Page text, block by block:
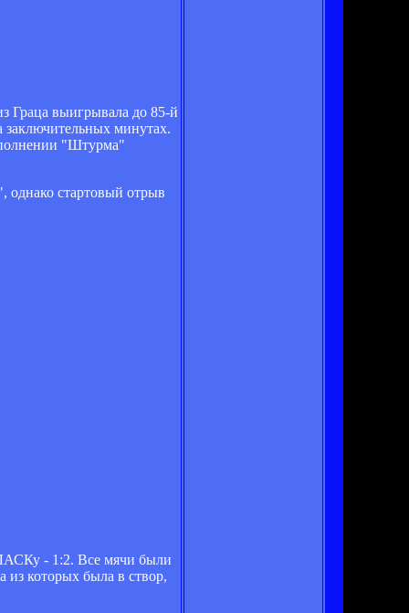
Граца выигрывала до 85-й
минутах.
"Штурма"
однако стартовый отрыв
- 1:2. Все мячи были
из которых была в створ,